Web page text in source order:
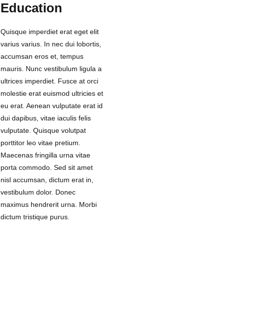
Education
Quisque imperdiet erat eget elit
varius varius. In nec dui lobortis,
accumsan eros et, tempus
mauris. Nunc vestibulum ligula a
ultrices imperdiet. Fusce at orci
molestie erat euismod ultricies et
eu erat. Aenean vulputate erat id
dui dapibus, vitae iaculis felis
vulputate. Quisque volutpat
porttitor leo vitae pretium.
Maecenas fringilla urna vitae
porta commodo. Sed sit amet
nisl accumsan, dictum erat in,
vestibulum dolor. Donec
maximus hendrerit urna. Morbi
dictum tristique purus.